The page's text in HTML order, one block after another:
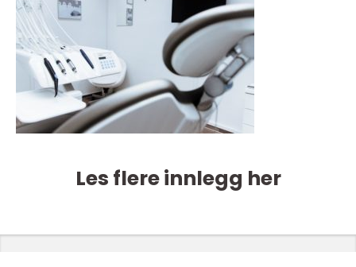
Les flere innlegg her